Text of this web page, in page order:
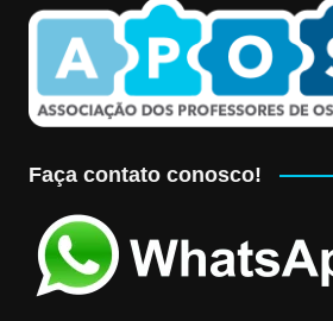
Faça contato conosco!